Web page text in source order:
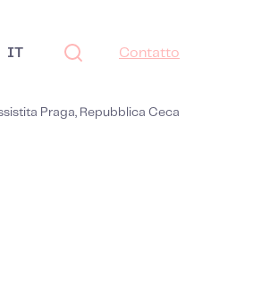
IT Contatto
Praga, Repubblica Ceca